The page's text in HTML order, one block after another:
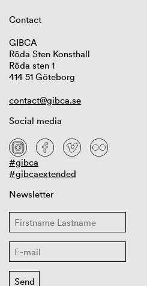
Contact
GIBCA
Röda Sten Konsthall
Röda sten 1
414 51 Göteborg
contact@gibca.se
Social media
#gibca
#gibcaextended
Newsletter